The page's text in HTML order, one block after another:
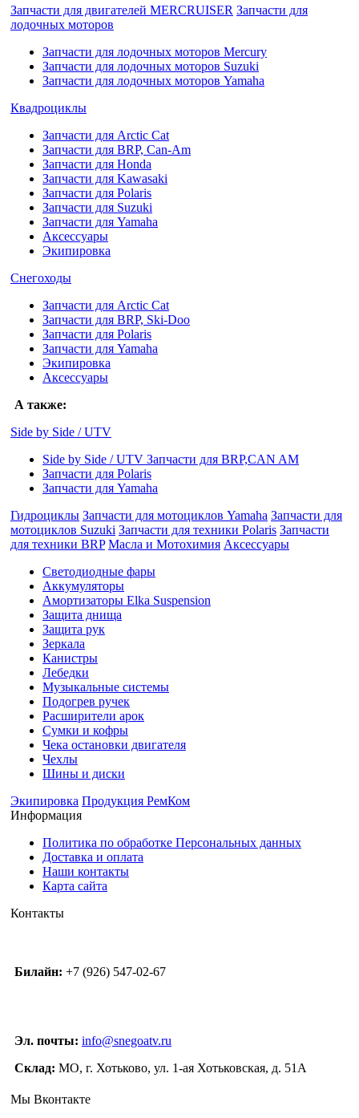
Запчасти для двигателей MERCRUISER Запчасти для
лодочных моторов
Запчасти для лодочных моторов Mercury
Запчасти для лодочных моторов Suzuki
Запчасти для лодочных моторов Yamaha
Квадроциклы
Запчасти для Arctic Cat
Запчасти для BRP, Can-Am
Запчасти для Honda
Запчасти для Kawasaki
Запчасти для Polaris
Запчасти для Suzuki
Запчасти для Yamaha
Аксессуары
Экипировка
Снегоходы
Запчасти для Arctic Cat
Запчасти для BRP, Ski-Doo
Запчасти для Polaris
Запчасти для Yamaha
Экипировка
Аксессуары
А также:
Side by Side / UTV
Side by Side / UTV Запчасти для BRP,CAN AM
Запчасти для Polaris
Запчасти для Yamaha
Гидроциклы Запчасти для мотоциклов Yamaha Запчасти для
мотоциклов Suzuki Запчасти для техники Polaris Запчасти
для техники BRP Масла и Мотохимия Аксессуары
Cветодиодные фары
Аккумуляторы
Амортизаторы Elka Suspension
Защита днища
Защита рук
Зеркала
Канистры
Лебедки
Музыкальные системы
Подогрев ручек
Расширители арок
Сумки и кофры
Чека остановки двигателя
Чехлы
Шины и диски
Экипировка Продукция РемКом
Информация
Политика по обработке Персональных данных
Доставка и оплата
Наши контакты
Карта сайта
Контакты
Билайн: +7 (926) 547-02-67
Эл. почты: info@snegoatv.ru
Склад: МО, г. Хотьково, ул. 1-ая Хотьковская, д. 51А
Мы Вконтакте